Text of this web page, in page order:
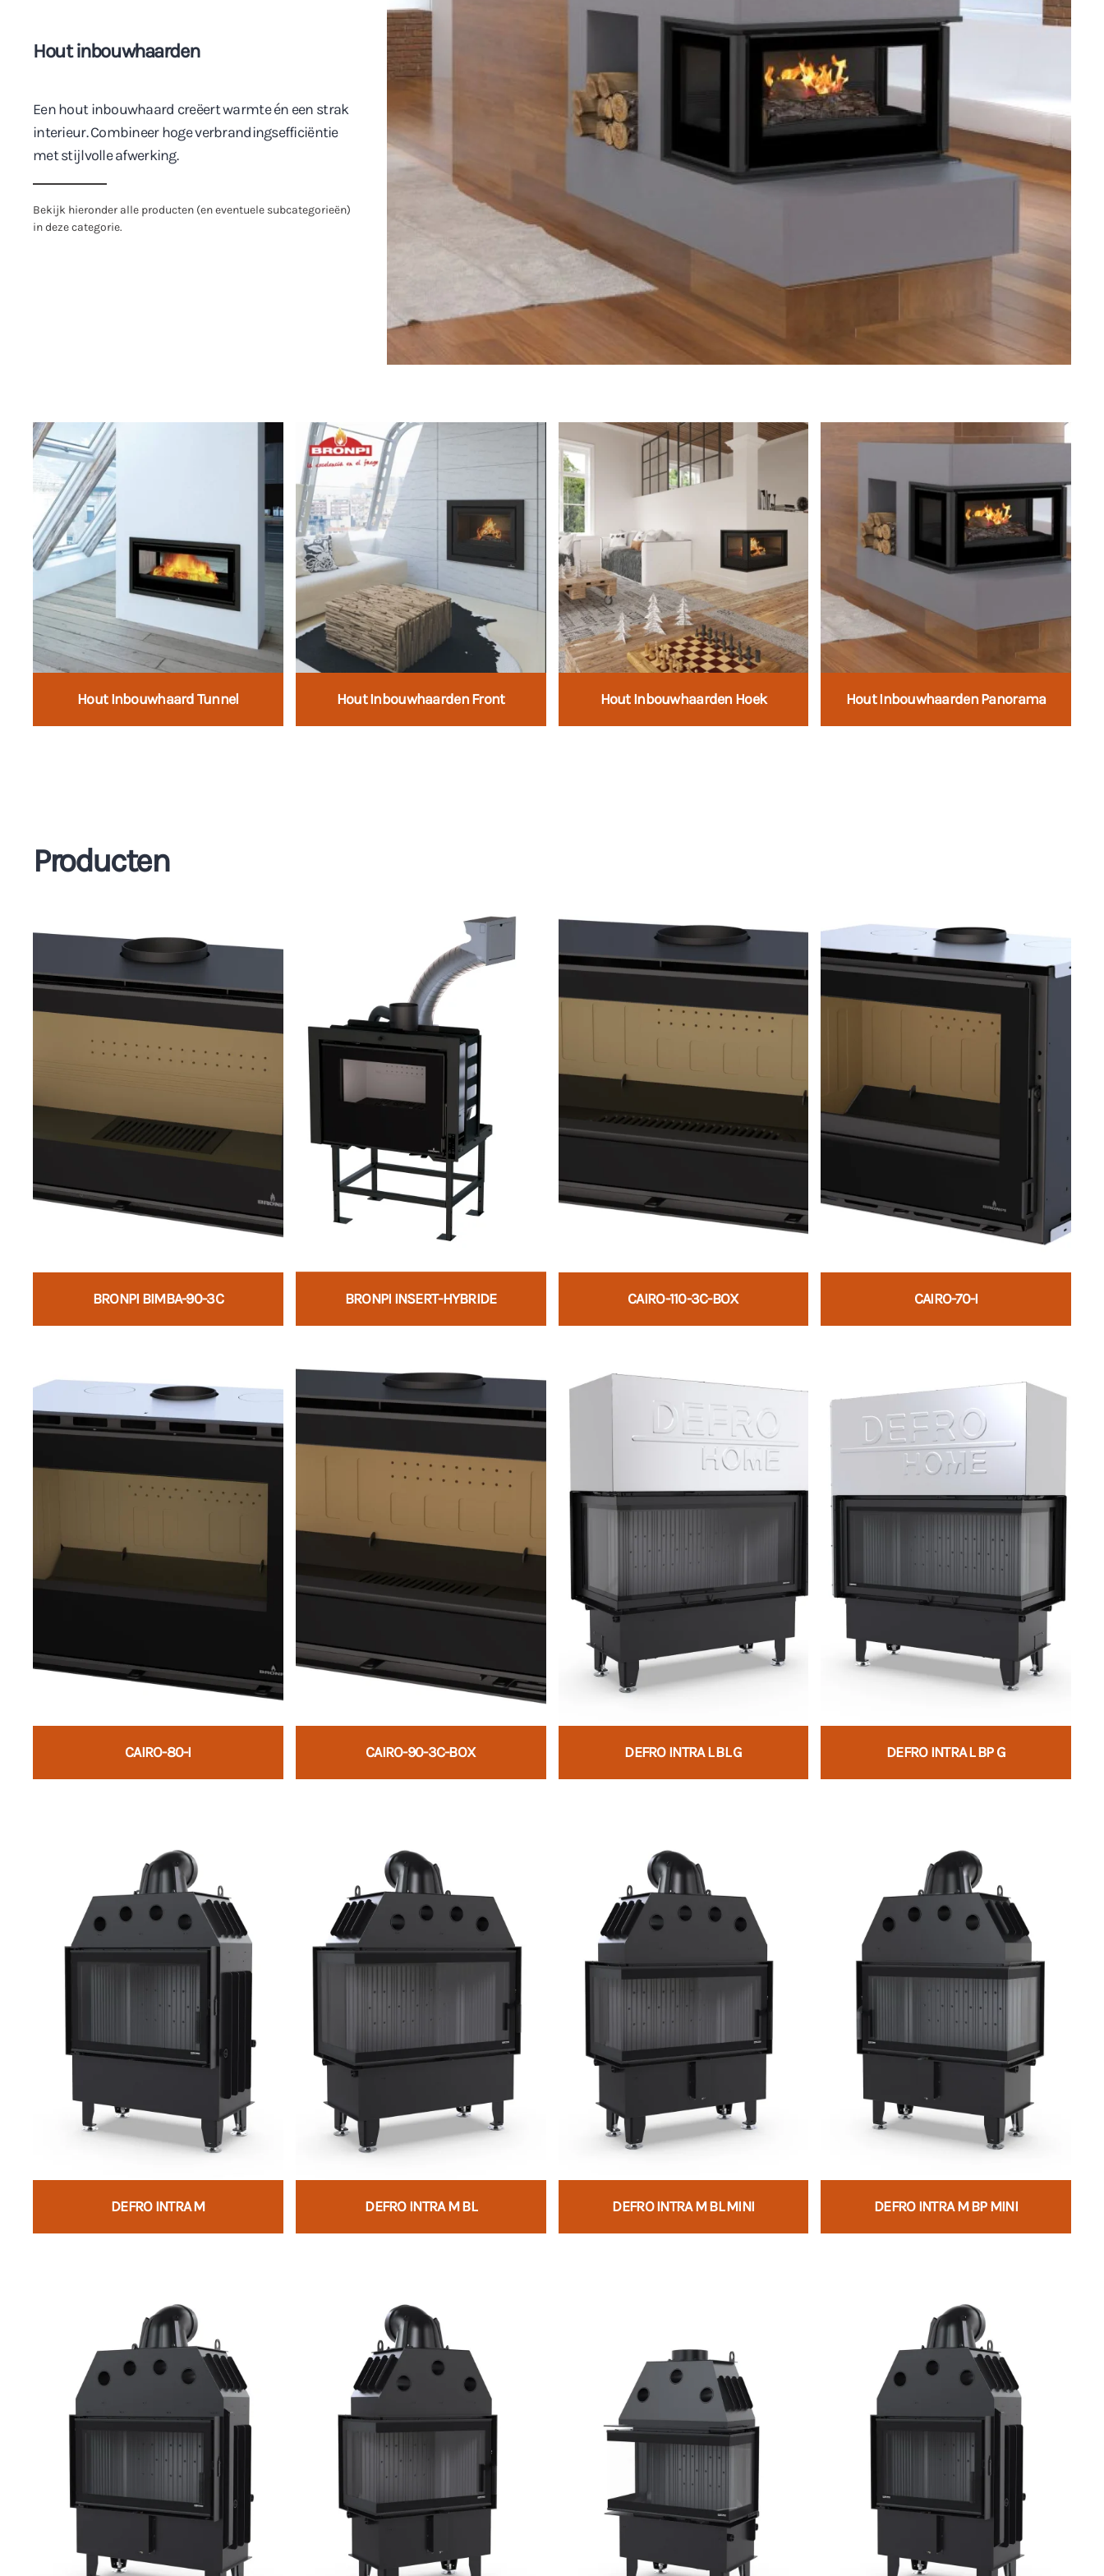
Hout inbouwhaarden
Een hout inbouwhaard creëert warmte én een strak
interieur. Combineer hoge verbrandingsefficiëntie
met stijlvolle afwerking.
Bekijk hieronder alle producten (en eventuele subcategorieën)
in deze categorie.
Hout Inbouwhaard Tunnel Hout Inbouwhaarden Front Hout Inbouwhaarden Hoek Hout Inbouwhaarden Panorama
Producten
BRONPI BIMBA-90-3C BRONPI INSERT-HYBRIDE CAIRO-110-3C-BOX CAIRO-70-I
CAIRO-80-I CAIRO-90-3C-BOX DEFRO INTRA L BL G DEFRO INTRA L BP G
DEFRO INTRA M DEFRO INTRA M BL DEFRO INTRA M BL MINI DEFRO INTRA M BP MINI